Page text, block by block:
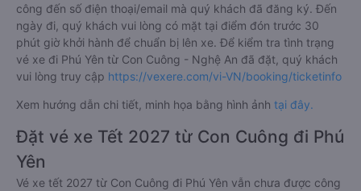
công đến số điện thoại/email mà quý khách đã đăng ký. Đến
ngày đi, quý khách vui lòng có mặt tại điểm đón trước 30
phút giờ khởi hành để chuẩn bị lên xe. Để kiểm tra tình trạng
vé xe đi Phú Yên từ Con Cuông - Nghệ An đã đặt, quý khách
vui lòng truy cập https://vexere.com/vi-VN/booking/ticketinfo
Xem hướng dẫn chi tiết, minh họa bằng hình ảnh tại đây.
Đặt vé xe Tết 2027 từ Con Cuông đi Phú
Yên
Vé xe tết 2027 từ Con Cuông đi Phú Yên vẫn chưa được công